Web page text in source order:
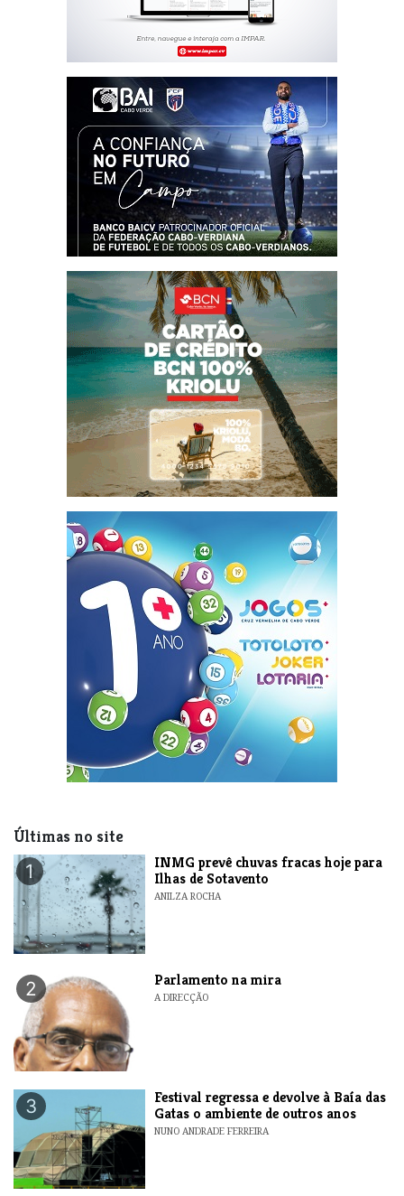
Últimas no site
1
INMG prevê chuvas fracas hoje para
Ilhas de Sotavento
ANILZA ROCHA
2 Parlamento na mira
A DIRECÇÃO
3
Festival regressa e devolve à Baía das
Gatas o ambiente de outros anos
NUNO ANDRADE FERREIRA